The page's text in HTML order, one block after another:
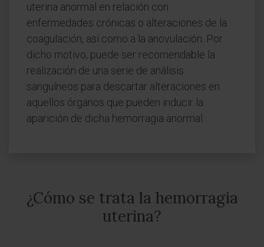
uterina anormal en relación con
enfermedades crónicas o alteraciones de la
coagulación, así como a la anovulación. Por
dicho motivo, puede ser recomendable la
realización de una serie de análisis
sanguíneos para descartar alteraciones en
aquellos órganos que pueden inducir la
aparición de dicha hemorragia anormal.
¿Cómo se trata la hemorragia
uterina?